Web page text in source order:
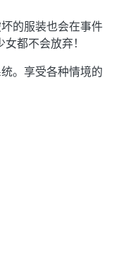
的服装也会在事件
都不会放弃！
。享受各种情境的